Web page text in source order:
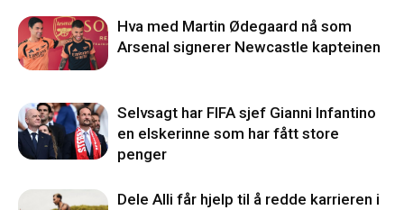
Hva med Martin Ødegaard nå som
Arsenal signerer Newcastle kapteinen
Selvsagt har FIFA sjef Gianni Infantino
en elskerinne som har fått store
penger
Dele Alli får hjelp til å redde karrieren i